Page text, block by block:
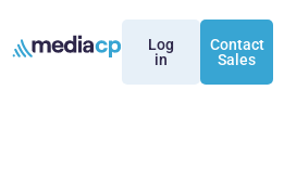
Log
in
Contact
Sales